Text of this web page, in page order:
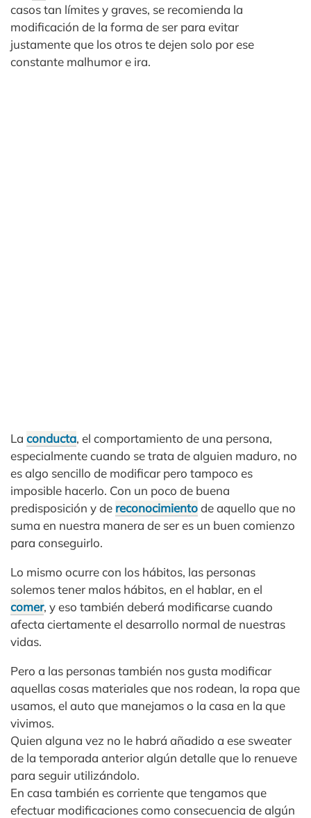
casos tan límites y graves, se recomienda la
modificación de la forma de ser para evitar
justamente que los otros te dejen solo por ese
constante malhumor e ira.
La conducta, el comportamiento de una persona,
especialmente cuando se trata de alguien maduro, no
es algo sencillo de modificar pero tampoco es
imposible hacerlo. Con un poco de buena
predisposición y de reconocimientode aquello que no
suma en nuestra manera de ser es un buen comienzo
para conseguirlo.
Lo mismo ocurre con los hábitos, las personas
solemos tener malos hábitos, en el hablar, en el
comer, y eso también deberá modificarse cuando
afecta ciertamente el desarrollo normal de nuestras
vidas.
Pero a las personas también nos gusta modificar
aquellas cosas materiales que nos rodean, la ropa que
usamos, el auto que manejamos o la casa en la que
vivimos.
Quien alguna vez no le habrá añadido a ese sweater
de la temporada anterior algún detalle que lo renueve
para seguir utilizándolo.
En casa también es corriente que tengamos que
efectuar modificaciones como consecuencia de algún